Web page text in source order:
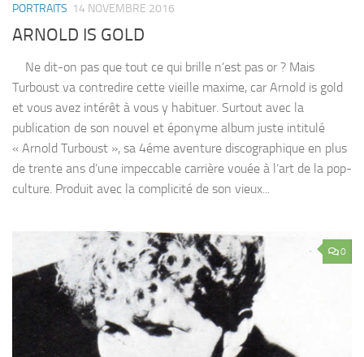
PORTRAITS 14 NOVEMBRE 2016
ARNOLD IS GOLD
Ne dit-on pas que tout ce qui brille n’est pas or ? Mais
Turboust va contredire cette vieille maxime, car Arnold is gold
et vous avez intérêt à vous y habituer. Surtout avec la
publication de son nouvel et éponyme album juste intitulé
« Arnold Turboust », sa 4éme aventure discographique en plus
de trente ans d’une impeccable carrière vouée à l’art de la pop-
culture. Produit avec la complicité de son vieux...
0